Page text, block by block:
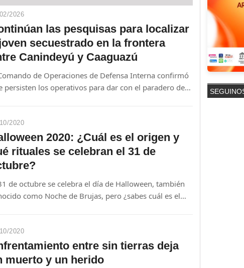
2026
las pesquisas para localizar
secuestrado en la frontera
Canindeyú y Caaguazú
de Operaciones de Defensa Interna confirmó
persisten los operativos para dar con el paradero de
significativas ni contacto con los presuntos
2020
2020: ¿Cuál es el origen y
rituales se celebran el 31 de
de octubre se celebra el día de Halloween, también
como Noche de Brujas, pero ¿sabes cuál es el
2020
entre sin tierras deja
muerto y un herido